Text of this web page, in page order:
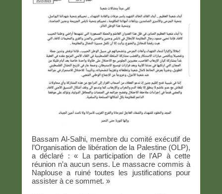
Bassam Al-Salhi, membre du comité exécutif de
l’Organisation de libération de la Palestine (OLP),
a déclaré : « La participation de l’AP à cette
réunion n’a aucun sens. Le massacre commis à
Naplouse a ruiné toutes les justifications pour
assister à ce sommet. »